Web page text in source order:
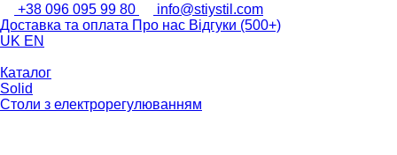
+38 096 095 99 80
info@stiystil.com
Доставка та оплата Про нас Відгуки (500+)
UK EN
Каталог
Solid
Столи з електрорегулюванням